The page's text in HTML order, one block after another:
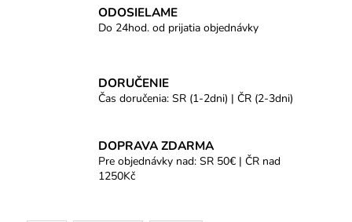
ODOSIELAME
Do 24hod. od prijatia objednávky
DORUČENIE
Čas doručenia: SR (1-2dni) | ČR (2-3dni)
DOPRAVA ZDARMA
Pre objednávky nad: SR 50€ | ČR nad
1250Kč